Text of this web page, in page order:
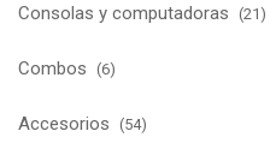
Consolas y computadoras (21)
Combos (6)
Accesorios (54)